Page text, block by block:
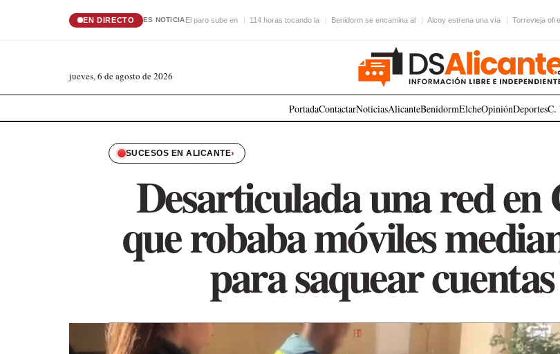
EN DIRECTO ES NOTICIAEl paro sube en 114 horas tocando la Benidorm se encamina al Alcoy estrena una vía Torrevieja
jueves, 6 de agosto de 2026
PortadaContactarNoticiasAlicanteBenidormElcheOpiniónDeportesC.
SUCESOS EN ALICANTE›
Desarticulada una red en
que robaba móviles
para saquear